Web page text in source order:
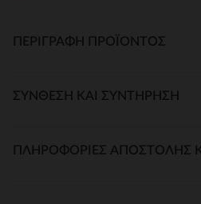
ΠΕΡΙΓΡΑΦΉ ΠΡΟΪΌΝΤΟΣ
ΣΎΝΘΕΣΗ ΚΑΙ ΣΥΝΤΉΡΗΣΗ
ΠΛΗΡΟΦΟΡΊΕΣ ΑΠΟΣΤΟΛΉΣ